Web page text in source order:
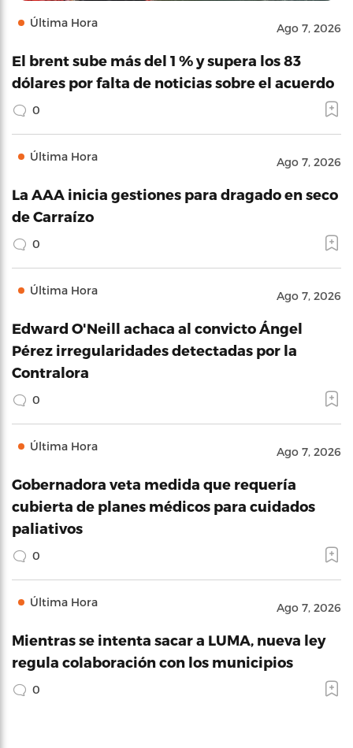
Última Hora Ago 7, 2026
El brent sube más del 1 % y supera los 83
dólares por falta de noticias sobre el acuerdo
0
Última Hora Ago 7, 2026
La AAA inicia gestiones para dragado en seco
de Carraízo
0
Última Hora Ago 7, 2026
Edward O'Neill achaca al convicto Ángel
Pérez irregularidades detectadas por la
Contralora
0
Última Hora Ago 7, 2026
Gobernadora veta medida que requería
cubierta de planes médicos para cuidados
paliativos
0
Última Hora Ago 7, 2026
Mientras se intenta sacar a LUMA, nueva ley
regula colaboración con los municipios
0